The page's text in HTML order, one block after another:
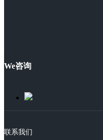
We咨询
联系我们